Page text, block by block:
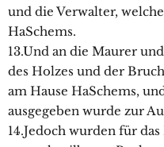
und die Verwalter,
HaSchems.
13.Und an die Maurer
des Holzes und der
am Hause HaSchems,
ausgegeben wurde zur
14.Jedoch wurden für